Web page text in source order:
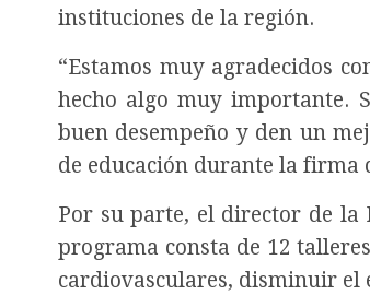
instituciones de la región.
“Estamos muy agradecidos
hecho algo muy importante.
buen desempeño y den un
de educación durante la firma
Por su parte, el director de la
programa consta de 12
cardiovasculares, disminuir el